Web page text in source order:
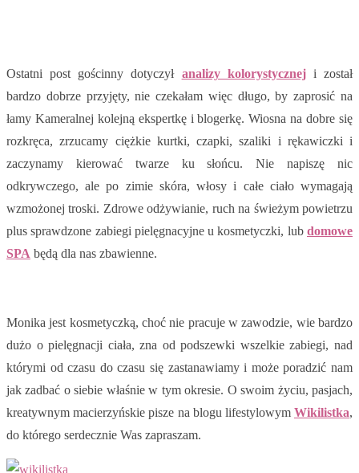
Ostatni post gościnny dotyczył analizy kolorystyczneji został
bardzo dobrze przyjęty, nie czekałam więc długo, by zaprosić na
łamy Kameralnej kolejną ekspertkę i blogerkę. Wiosna na dobre się
rozkręca, zrzucamy ciężkie kurtki, czapki, szaliki i rękawiczki i
zaczynamy kierować twarze ku słońcu. Nie napiszę nic
odkrywczego, ale po zimie skóra, włosy i całe ciało wymagają
wzmożonej troski. Zdrowe odżywianie, ruch na świeżym powietrzu
plus sprawdzone zabiegi pielęgnacyjne u kosmetyczki, lub domowe
SPA będą dla nas zbawienne.
Monika jest kosmetyczką, choć nie pracuje w zawodzie, wie bardzo
dużo o pielęgnacji ciała, zna od podszewki wszelkie zabiegi, nad
którymi od czasu do czasu się zastanawiamy i może poradzić nam
jak zadbać o siebie właśnie w tym okresie. O swoim życiu, pasjach,
kreatywnym macierzyńskie pisze na blogu lifestylowym Wikilistka,
do którego serdecznie Was zapraszam.